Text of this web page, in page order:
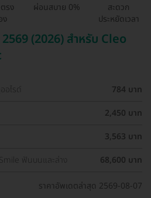
รง
ง
ผ่อนสบาย 0%
สะดวก
ประหยัดเวลา
(2026) สำหรับ Cleo
ไรด์
784 บาท
2,450 บาท
3,563 บาท
ฟันบนและล่าง
68,600 บาท
ราคาอัพเดตล่าสุด 2569-08-07